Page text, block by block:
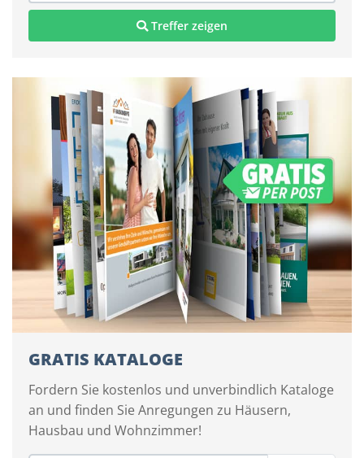
Treffer zeigen
GRATIS KATALOGE
Fordern Sie kostenlos und unverbindlich Kataloge
an und finden Sie Anregungen zu Häusern,
Hausbau und Wohnzimmer!